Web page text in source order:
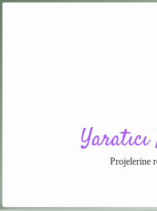
Projelerine